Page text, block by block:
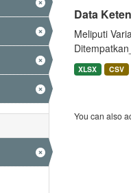
Data
Meliputi
XLSX CSV
You can also